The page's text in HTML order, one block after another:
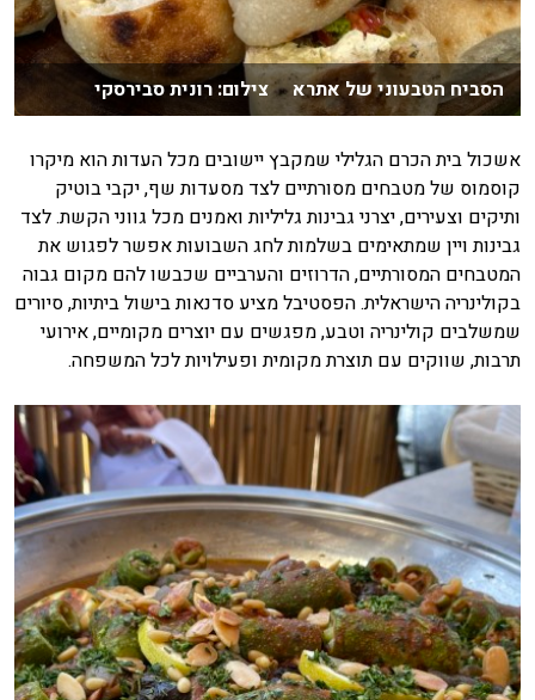
הסביח הטבעוני של אתרא צילום: רונית סבירסקי
אשכול בית הכרם הגלילי שמקבץ יישובים מכל העדות הוא מיקרו
קוסמוס של מטבחים מסורתיים לצד מסעדות שף, יקבי בוטיק
ותיקים וצעירים, יצרני גבינות גליליות ואמנים מכל גווני הקשת. לצד
גבינות ויין שמתאימים בשלמות לחג השבועות אפשר לפגוש את
המטבחים המסורתיים, הדרוזים והערביים שכבשו להם מקום גבוה
בקולינריה הישראלית. הפסטיבל מציע סדנאות בישול ביתיות, סיורים
שמשלבים קולינריה וטבע, מפגשים עם יוצרים מקומיים, אירועי
תרבות, שווקים עם תוצרת מקומית ופעילויות לכל המשפחה.